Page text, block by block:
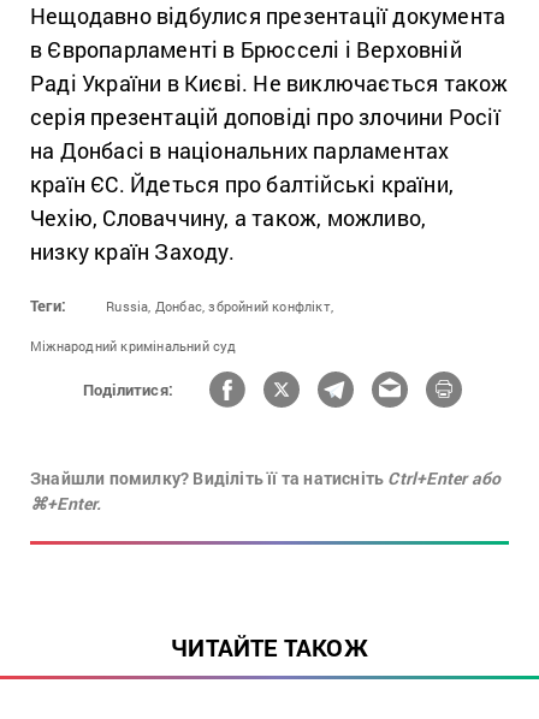
Нещодавно відбулися презентації документа
в Європарламенті в Брюсселі і Верховній
Раді України в Києві. Не виключається також
серія презентацій доповіді про злочини Росії
на Донбасі в національних парламентах
країн ЄС. Йдеться про балтійські країни,
Чехію, Словаччину, а також, можливо,
низку країн Заходу.
Теги: Russia, Донбас, збройний конфлікт,
Міжнародний кримінальний суд
Поділитися:
Знайшли помилку? Виділіть її та натисніть Ctrl+Enter або
⌘+Enter.
ЧИТАЙТЕ ТАКОЖ